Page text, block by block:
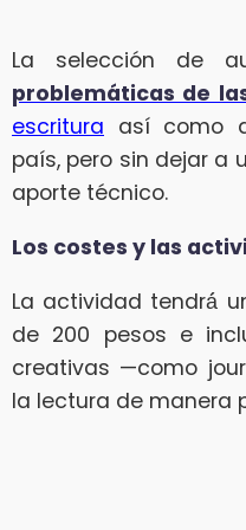
La selección de
problemáticas de
escritura así como
país, pero sin dejar a
aporte técnico.
Los costes y las
La actividad tendrá́
de 200 pesos e
creativas —como
la lectura de manera